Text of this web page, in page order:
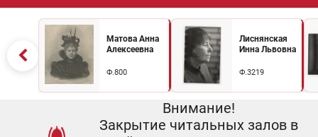
Матова Анна
Алексеевна
Ф.800
Лиснянская
Инна Львовна
Ф.3219
Внимание!
Закрытие читальных залов в